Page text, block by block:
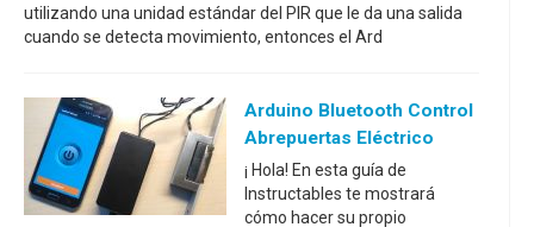
utilizando una unidad estándar del PIR que le da una salida
cuando se detecta movimiento, entonces el Ard
Arduino Bluetooth Control
Abrepuertas Eléctrico
¡ Hola! En esta guía de
Instructables te mostrará
cómo hacer su propio